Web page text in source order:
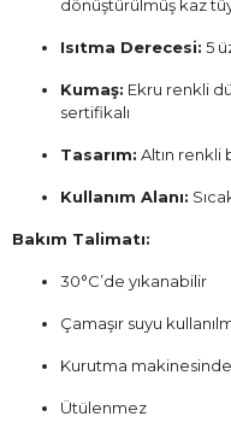
dönüştürülmüş kaz
Isıtma Derecesi: 5
Kumaş: Ekru renkli
sertifikalı
Tasarım: Altın renkli
Kullanım Alanı:
Bakım Talimatı:
30°C’de yıkanabilir
Çamaşır suyu
Kurutma
Ütülenmez